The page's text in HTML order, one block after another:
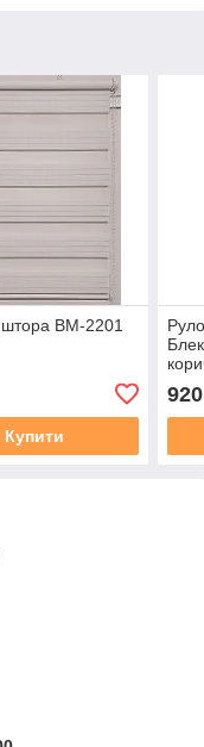
ВМ-2201
Купити
920